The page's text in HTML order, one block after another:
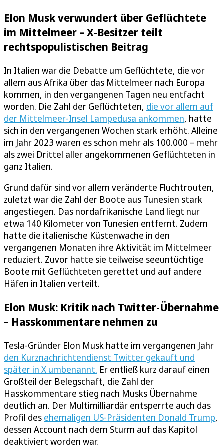
Elon Musk verwundert über Geflüchtete
im Mittelmeer – X-Besitzer teilt
rechtspopulistischen Beitrag
In Italien war die Debatte um Geflüchtete, die vor
allem aus Afrika über das Mittelmeer nach Europa
kommen, in den vergangenen Tagen neu entfacht
worden. Die Zahl der Geflüchteten, die vor allem auf
der Mittelmeer-Insel Lampedusa ankommen, hatte
sich in den vergangenen Wochen stark erhöht. Alleine
im Jahr 2023 waren es schon mehr als 100.000 – mehr
als zwei Drittel aller angekommenen Geflüchteten in
ganz Italien.
Grund dafür sind vor allem veränderte Fluchtrouten,
zuletzt war die Zahl der Boote aus Tunesien stark
angestiegen. Das nordafrikanische Land liegt nur
etwa 140 Kilometer von Tunesien entfernt. Zudem
hatte die italienische Küstenwache in den
vergangenen Monaten ihre Aktivität im Mittelmeer
reduziert. Zuvor hatte sie teilweise seeuntüchtige
Boote mit Geflüchteten gerettet und auf andere
Häfen in Italien verteilt.
Elon Musk: Kritik nach Twitter-Übernahme
– Hasskommentare nehmen zu
Tesla-Gründer Elon Musk hatte im vergangenen Jahr
den Kurznachrichtendienst Twitter gekauft und
später in X umbenannt. Er entließ kurz darauf einen
Großteil der Belegschaft, die Zahl der
Hasskommentare stieg nach Musks Übernahme
deutlich an. Der Multimilliardär entsperrte auch das
Profil des ehemaligen US-Präsidenten Donald Trump,
dessen Account nach dem Sturm auf das Kapitol
deaktiviert worden war.